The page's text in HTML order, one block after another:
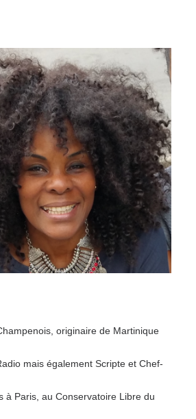
originaire de Martinique
mais également Scripte et Chef-
à Paris, au Conservatoire Libre du